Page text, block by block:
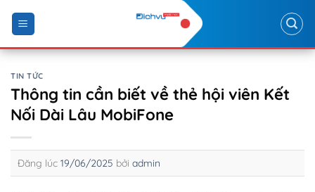
content
TIN TỨC
Thông tin cần biết về thẻ hội viên Kết
Nối Dài Lâu MobiFone
Đăng lúc 19/06/2025 bởi admin